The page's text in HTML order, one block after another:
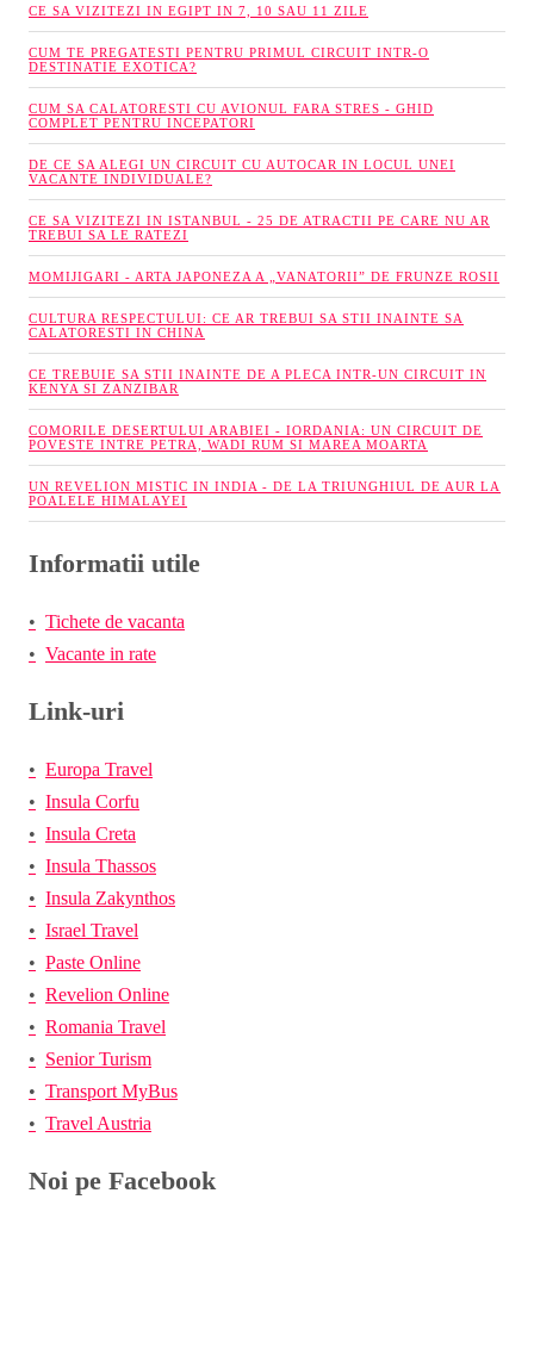
CE SA VIZITEZI IN EGIPT IN 7, 10 SAU 11 ZILE
CUM TE PREGATESTI PENTRU PRIMUL CIRCUIT INTR-O
DESTINATIE EXOTICA?
CUM SA CALATORESTI CU AVIONUL FARA STRES - GHID
COMPLET PENTRU INCEPATORI
DE CE SA ALEGI UN CIRCUIT CU AUTOCAR IN LOCUL UNEI
VACANTE INDIVIDUALE?
CE SA VIZITEZI IN ISTANBUL - 25 DE ATRACTII PE CARE NU AR
TREBUI SA LE RATEZI
MOMIJIGARI - ARTA JAPONEZA A „VANATORII” DE FRUNZE ROSII
CULTURA RESPECTULUI: CE AR TREBUI SA STII INAINTE SA
CALATORESTI IN CHINA
CE TREBUIE SA STII INAINTE DE A PLECA INTR-UN CIRCUIT IN
KENYA SI ZANZIBAR
COMORILE DESERTULUI ARABIEI - IORDANIA: UN CIRCUIT DE
POVESTE INTRE PETRA, WADI RUM SI MAREA MOARTA
UN REVELION MISTIC IN INDIA - DE LA TRIUNGHIUL DE AUR LA
POALELE HIMALAYEI
Informatii utile
Tichete de vacanta
Vacante in rate
Link-uri
Europa Travel
Insula Corfu
Insula Creta
Insula Thassos
Insula Zakynthos
Israel Travel
Paste Online
Revelion Online
Romania Travel
Senior Turism
Transport MyBus
Travel Austria
Noi pe Facebook